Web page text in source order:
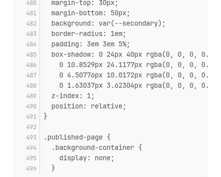
  margin-top: 30px;
  margin-bottom: 50px;
  background: var(--secondary);
  border-radius: 1em;
  padding: 3em 3em 5%;
box-shadow: 0 24px 40px rgba(0, 0, 0,
0 10.8529px 24.1177px rgba(0, 0, 0,
0 4.50776px 10.0172px rgba(0, 0, 0,
0 1.63037px 3.62304px rgba(0, 0, 0,
  z-index: 1;
  position: relative;
}
.published-page {
  .background-container {
    display: none;
  }